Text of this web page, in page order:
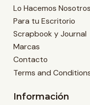
Lo Hacemos Nosotros
Para tu Escritorio
Scrapbook y Journal
Marcas
Contacto
Terms and
Información